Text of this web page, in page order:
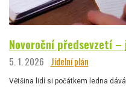
Novoroční předsevzetí
5. 1. 2026 Jídelní plán
Většina lidí si počátkem ledna